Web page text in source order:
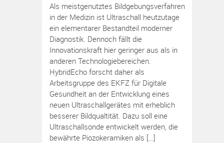
Als meistgenutztes Bildgebungsverfahren
in der Medizin ist Ultraschall heutzutage
ein elementarer Bestandteil moderner
Diagnostik. Dennoch fällt die
Innovationskraft hier geringer aus als in
anderen Technologiebereichen.
HybridEcho forscht daher als
Arbeitsgruppe des EKFZ für Digitale
Gesundheit an der Entwicklung eines
neuen Ultraschallgerätes mit erheblich
besserer Bildqualtität. Dazu soll eine
Ultraschallsonde entwickelt werden, die
bewährte Piozokeramiken als […]